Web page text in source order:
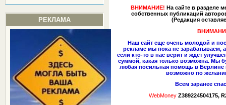
РЕКЛАМА
ВНИМАНИЕ! На сайте в разделе
собственных публикаций
(Редакция
Наш сайт еще очень молодой и
рекламе мы пока не зарабатываем,
если кто-то в нас верит и ждет
суммой, какая только возможна. Мы
любая посильная помощь в Берлине
возможно по
Всем заранее
WebMoney Z389224504175, R